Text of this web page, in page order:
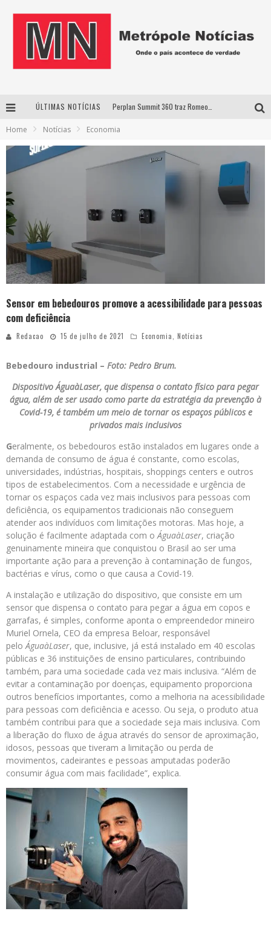
ÚLTIMAS NOTÍCIAS
Home Notícias Economia
Sensor em bebedouros promove a acessibilidade para pessoas
com deficiência
Redacao 15 de julho de 2021 Economia, Notícias
Bebedouro industrial – Foto: Pedro Brum.
Dispositivo ÁguaàLaser, que dispensa o contato físico para pegar
água, além de ser usado como parte da estratégia da prevenção à
Covid-19, é também um meio de tornar os espaços públicos e
privados mais inclusivos
Geralmente, os bebedouros estão instalados em lugares onde a
demanda de consumo de água é constante, como escolas,
universidades, indústrias, hospitais, shoppings centers e outros
tipos de estabelecimentos. Com a necessidade e urgência de
tornar os espaços cada vez mais inclusivos para pessoas com
deficiência, os equipamentos tradicionais não conseguem
atender aos indivíduos com limitações motoras. Mas hoje, a
solução é facilmente adaptada com oÁguaàLaser, criação
genuinamente mineira que conquistou o Brasil ao ser uma
importante ação para a prevenção à contaminação de fungos,
bactérias e vírus, como o que causa a Covid-19.
A instalação e utilização do dispositivo, que consiste em um
sensor que dispensa o contato para pegar a água em copos e
garrafas, é simples, conforme aponta o empreendedor mineiro
Muriel Ornela, CEO da empresa Beloar, responsável
peloÁguaàLaser, que, inclusive, já está instalado em 40 escolas
públicas e 36 instituições de ensino particulares, contribuindo
também, para uma sociedade cada vez mais inclusiva. “Além de
evitar a contaminação por doenças, equipamento proporciona
outros benefícios importantes, como a melhoria na acessibilidade
para pessoas com deficiência e acesso. Ou seja, o produto atua
também contribui para que a sociedade seja mais inclusiva. Com
a liberação do fluxo de água através do sensor de aproximação,
idosos, pessoas que tiveram a limitação ou perda de
movimentos, cadeirantes e pessoas amputadas poderão
consumir água com mais facilidade”, explica.